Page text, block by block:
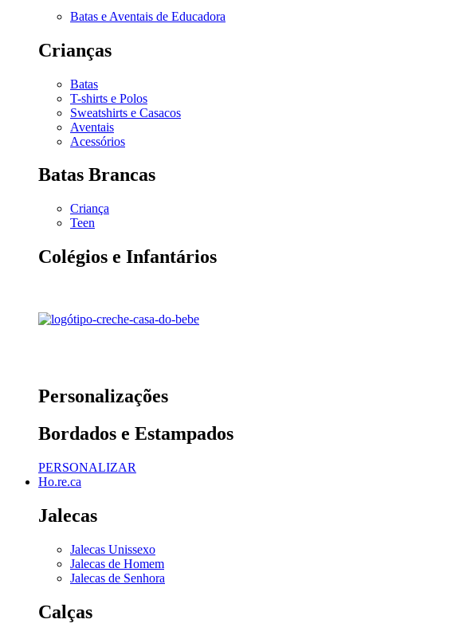
Batas e Aventais de Educadora
Crianças
Batas
T-shirts e Polos
Sweatshirts e Casacos
Aventais
Acessórios
Batas Brancas
Criança
Teen
Colégios e Infantários
Personalizações
Bordados e Estampados
PERSONALIZAR
Ho.re.ca
Jalecas
Jalecas Unissexo
Jalecas de Homem
Jalecas de Senhora
Calças